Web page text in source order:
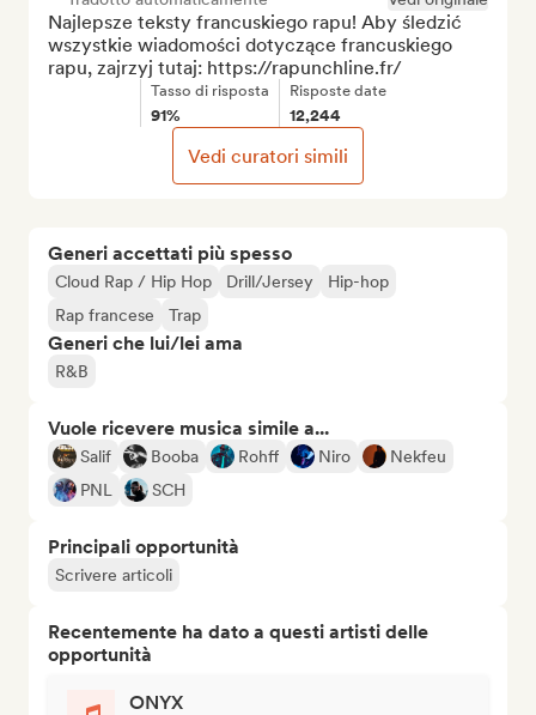
Generi accettati più spesso
Cloud Rap / Hip Hop Drill/Jersey
Hip-hop
Rap francese
Trap
Generi che lui/lei ama
R&B
Vuole ricevere musica simile a...
Salif Booba Rohff Niro
Nekfeu
PNL
SCH
Principali opportunità
Scrivere articoli
Recentemente ha dato a questi artisti delle
opportunità
ONYX
Najlepsze teksty francuskiego rapu! Aby śledzić
wszystkie wiadomości dotyczące francuskiego
rapu, zajrzyj tutaj: https://rapunchline.fr/
Tasso di risposta
91%
Risposte date
12,244
Vedi curatori simili